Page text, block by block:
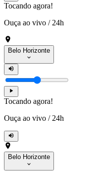
Tocando agora!
Ouça ao vivo / 24h
Belo Horizonte
Tocando agora!
Ouça ao vivo / 24h
Belo Horizonte